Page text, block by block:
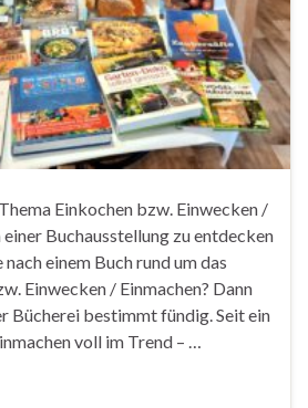
Einkochen bzw. Einwecken /
einer Buchausstellung zu entdecken
einem Buch rund um das
Einwecken / Einmachen? Dann
Bücherei bestimmt fündig. Seit ein
voll im Trend – …